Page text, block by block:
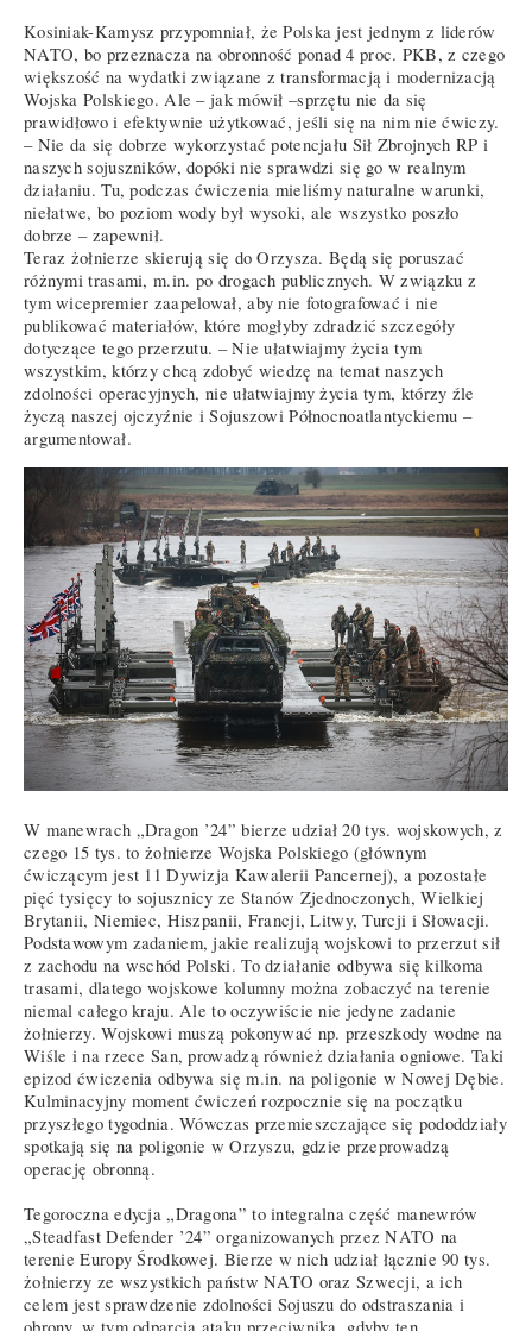
Kosiniak-Kamysz przypomniał, że Polska jest jednym z liderów
NATO, bo przeznacza na obronność ponad 4 proc. PKB, z czego
większość na wydatki związane z transformacją i modernizacją
Wojska Polskiego. Ale – jak mówił –sprzętu nie da się
prawidłowo i efektywnie użytkować, jeśli się na nim nie ćwiczy.
– Nie da się dobrze wykorzystać potencjału Sił Zbrojnych RP i
naszych sojuszników, dopóki nie sprawdzi się go w realnym
działaniu. Tu, podczas ćwiczenia mieliśmy naturalne warunki,
niełatwe, bo poziom wody był wysoki, ale wszystko poszło
dobrze – zapewnił.
Teraz żołnierze skierują się do Orzysza. Będą się poruszać
różnymi trasami, m.in. po drogach publicznych. W związku z
tym wicepremier zaapelował, aby nie fotografować i nie
publikować materiałów, które mogłyby zdradzić szczegóły
dotyczące tego przerzutu. – Nie ułatwiajmy życia tym
wszystkim, którzy chcą zdobyć wiedzę na temat naszych
zdolności operacyjnych, nie ułatwiajmy życia tym, którzy źle
życzą naszej ojczyźnie i Sojuszowi Północnoatlantyckiemu –
argumentował.
W manewrach „Dragon ’24” bierze udział 20 tys. wojskowych, z
czego 15 tys. to żołnierze Wojska Polskiego (głównym
ćwiczącym jest 11 Dywizja Kawalerii Pancernej), a pozostałe
pięć tysięcy to sojusznicy ze Stanów Zjednoczonych, Wielkiej
Brytanii, Niemiec, Hiszpanii, Francji, Litwy, Turcji i Słowacji.
Podstawowym zadaniem, jakie realizują wojskowi to przerzut sił
z zachodu na wschód Polski. To działanie odbywa się kilkoma
trasami, dlatego wojskowe kolumny można zobaczyć na terenie
niemal całego kraju. Ale to oczywiście nie jedyne zadanie
żołnierzy. Wojskowi muszą pokonywać np. przeszkody wodne na
Wiśle i na rzece San, prowadzą również działania ogniowe. Taki
epizod ćwiczenia odbywa się m.in. na poligonie w Nowej Dębie.
Kulminacyjny moment ćwiczeń rozpocznie się na początku
przyszłego tygodnia. Wówczas przemieszczające się pododdziały
spotkają się na poligonie w Orzyszu, gdzie przeprowadzą
operację obronną.
Tegoroczna edycja „Dragona” to integralna część manewrów
„Steadfast Defender ’24” organizowanych przez NATO na
terenie Europy Środkowej. Bierze w nich udział łącznie 90 tys.
żołnierzy ze wszystkich państw NATO oraz Szwecji, a ich
celem jest sprawdzenie zdolności Sojuszu do odstraszania i